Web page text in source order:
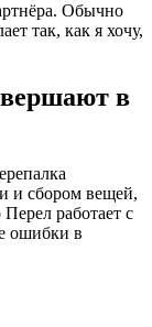
Обычно
так, как я хочу,
в
и сбором вещей,
работает с
ошибки в